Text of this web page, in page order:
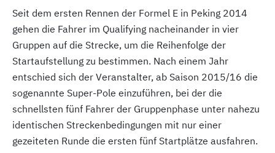
Seit dem ersten Rennen der Formel E in Peking 2014
gehen die Fahrer im Qualifying nacheinander in vier
Gruppen auf die Strecke, um die Reihenfolge der
Startaufstellung zu bestimmen. Nach einem Jahr
entschied sich der Veranstalter, ab Saison 2015/16 die
sogenannte Super-Pole einzuführen, bei der die
schnellsten fünf Fahrer der Gruppenphase unter nahezu
identischen Streckenbedingungen mit nur einer
gezeiteten Runde die ersten fünf Startplätze ausfahren.